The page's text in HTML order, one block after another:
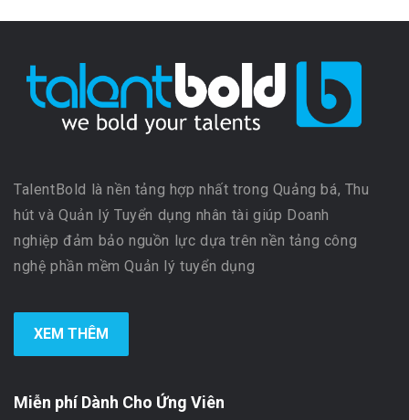
TalentBold là nền tảng hợp nhất trong Quảng bá, Thu
hút và Quản lý Tuyển dụng nhân tài giúp Doanh
nghiệp đảm bảo nguồn lực dựa trên nền tảng công
nghệ phần mềm Quản lý tuyển dụng
XEM THÊM
Miễn phí Dành Cho Ứng Viên